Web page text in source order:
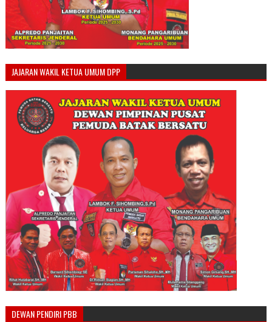
JAJARAN WAKIL KETUA UMUM DPP
DEWAN PENDIRI PBB